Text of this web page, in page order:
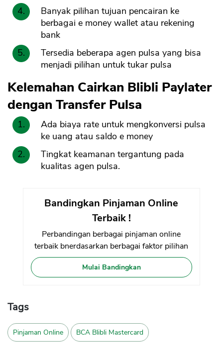
Banyak pilihan tujuan pencairan ke
berbagai e money wallet atau rekening
bank
Tersedia beberapa agen pulsa yang bisa
menjadi pilihan untuk tukar pulsa
Kelemahan Cairkan Blibli Paylater
dengan Transfer Pulsa
Ada biaya rate untuk mengkonversi pulsa
ke uang atau saldo e money
Tingkat keamanan tergantung pada
kualitas agen pulsa.
Bandingkan Pinjaman Online
Terbaik !
Perbandingan berbagai pinjaman online
terbaik bnerdasarkan berbagai faktor pilihan
Mulai Bandingkan
Tags
Pinjaman Online BCA Blibli Mastercard